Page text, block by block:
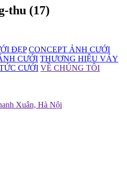
thu (17)
ĐẸP CONCEPT ẢNH CƯỚI
CƯỚI THƯƠNG HIỆU VÁY
CƯỚI VỀ CHÚNG TÔI
Xuân, Hà Nội